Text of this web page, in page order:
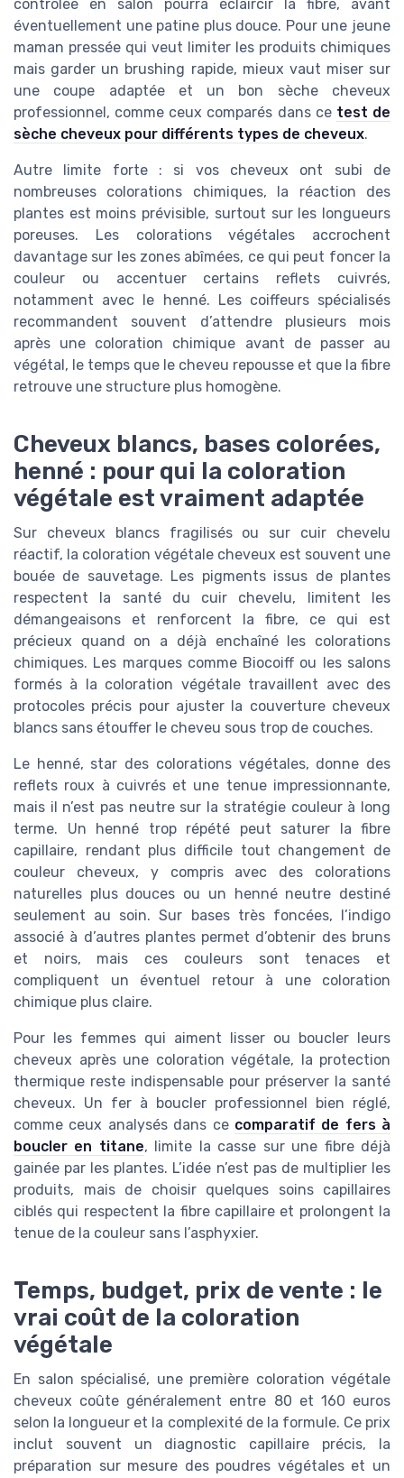
contrôlée en salon pourra éclaircir la fibre, avant
éventuellement une patine plus douce. Pour une jeune
maman pressée qui veut limiter les produits chimiques
mais garder un brushing rapide, mieux vaut miser sur
une coupe adaptée et un bon sèche cheveux
professionnel, comme ceux comparés dans ce test de
sèche cheveux pour différents types de cheveux.
Autre limite forte : si vos cheveux ont subi de
nombreuses colorations chimiques, la réaction des
plantes est moins prévisible, surtout sur les longueurs
poreuses. Les colorations végétales accrochent
davantage sur les zones abîmées, ce qui peut foncer la
couleur ou accentuer certains reflets cuivrés,
notamment avec le henné. Les coiffeurs spécialisés
recommandent souvent d’attendre plusieurs mois
après une coloration chimique avant de passer au
végétal, le temps que le cheveu repousse et que la fibre
retrouve une structure plus homogène.
Cheveux blancs, bases colorées,
henné : pour qui la coloration
végétale est vraiment adaptée
Sur cheveux blancs fragilisés ou sur cuir chevelu
réactif, la coloration végétale cheveux est souvent une
bouée de sauvetage. Les pigments issus de plantes
respectent la santé du cuir chevelu, limitent les
démangeaisons et renforcent la fibre, ce qui est
précieux quand on a déjà enchaîné les colorations
chimiques. Les marques comme Biocoiff ou les salons
formés à la coloration végétale travaillent avec des
protocoles précis pour ajuster la couverture cheveux
blancs sans étouffer le cheveu sous trop de couches.
Le henné, star des colorations végétales, donne des
reflets roux à cuivrés et une tenue impressionnante,
mais il n’est pas neutre sur la stratégie couleur à long
terme. Un henné trop répété peut saturer la fibre
capillaire, rendant plus difficile tout changement de
couleur cheveux, y compris avec des colorations
naturelles plus douces ou un henné neutre destiné
seulement au soin. Sur bases très foncées, l’indigo
associé à d’autres plantes permet d’obtenir des bruns
et noirs, mais ces couleurs sont tenaces et
compliquent un éventuel retour à une coloration
chimique plus claire.
Pour les femmes qui aiment lisser ou boucler leurs
cheveux après une coloration végétale, la protection
thermique reste indispensable pour préserver la santé
cheveux. Un fer à boucler professionnel bien réglé,
comme ceux analysés dans ce comparatif de fers à
boucler en titane, limite la casse sur une fibre déjà
gainée par les plantes. L’idée n’est pas de multiplier les
produits, mais de choisir quelques soins capillaires
ciblés qui respectent la fibre capillaire et prolongent la
tenue de la couleur sans l’asphyxier.
Temps, budget, prix de vente : le
vrai coût de la coloration
végétale
En salon spécialisé, une première coloration végétale
cheveux coûte généralement entre 80 et 160 euros
selon la longueur et la complexité de la formule. Ce prix
inclut souvent un diagnostic capillaire précis, la
préparation sur mesure des poudres végétales et un